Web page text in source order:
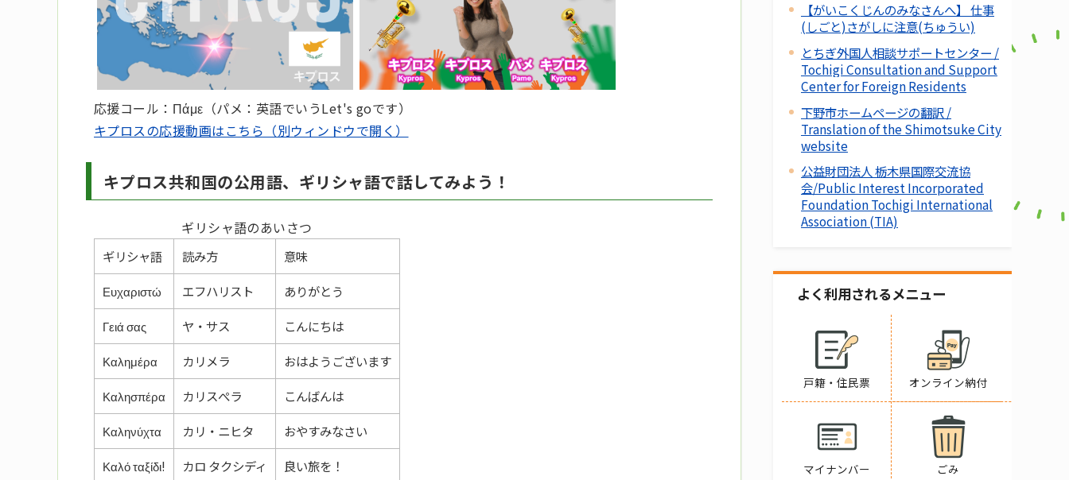
応援コール： Πάμε（パメ：英語でいうLet's goです）
キプロスの応援動画はこちら（別ウィンドウで開く）
キプロス共和国の公用語、ギリシャ語で話してみよう！
ギリシャ語のあいさつ
ギリシャ語 読み方
意味
Ευχαριστώ
エフハリスト
ありがとう
Γειά σας
ヤ・サス
こんにちは
Καλημέρα
カリメラ
おはようございます
Καλησπέρα
カリスぺラ
こんばんは
Καληνύχτα
カリ・ニヒタ
おやすみなさい
Καλό ταξίδι!
カロ タクシディ
良い旅を！
【がいこくじんのみなさんへ】 仕事
(しごと)さがしに注意(ちゅうい)
とちぎ外国人相談サポートセンター /
Tochigi Consultation and Support
Center for Foreign Residents
下野市ホームページの翻訳 /
Translation of the Shimotsuke City
website
公益財団法人 栃木県国際交流協
会/Public Interest Incorporated
Foundation Tochigi International
Association (TIA)
よく利用されるメニュー
戸籍・住民票 オンライン納付
マイナンバー ごみ